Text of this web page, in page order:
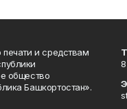
и средствам
общество
Башкортостан».